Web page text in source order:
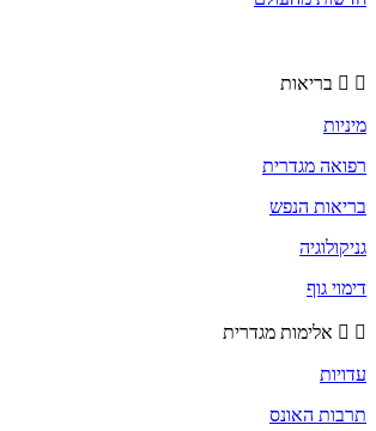
בריאות
מיניות
רפואה מגדרית
בריאות הנפש
גניקולוגיה
דימוי גוף
אלימות מגדרית
עדויות
תרבות האונס